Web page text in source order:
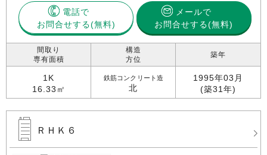
電話で
お問合せする
メールで
お問合せする(無料)
間取り
専有面積
1K
16.33㎡
構造
方位
鉄筋コンクリート造
北
築年
1995年03月
(築31年)
ＲＨＫ６